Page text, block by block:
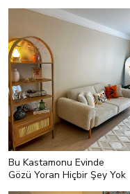
Bu Kastamonu Evinde
Gözü Yoran Hiçbir Şey Yok